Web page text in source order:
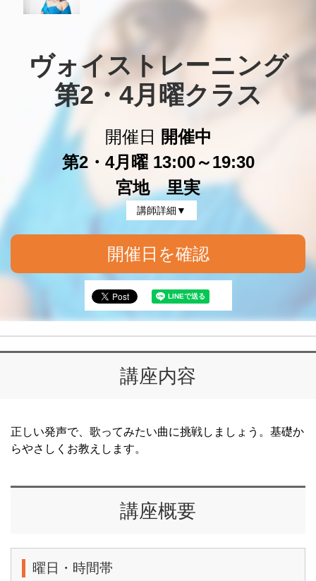
ヴォイストレーニング
第2・4月曜クラス
開催日
開催中
第2・4月曜 13:00～19:30
宮地 里実
講師詳細▼
開催日を確認
講座内容
正しい発声で、歌ってみたい曲に挑戦しましょう。基礎か
らやさしくお教えします。
講座概要
曜日・時間帯